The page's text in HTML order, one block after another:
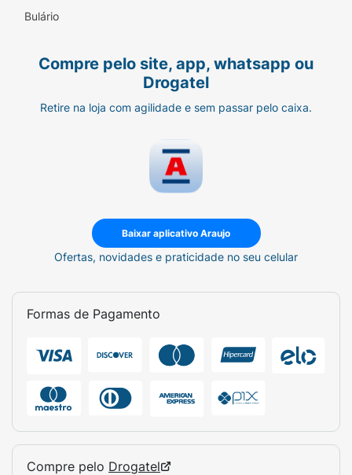
Bulário
Compre pelo site, app, whatsapp ou
Drogatel
Retire na loja com agilidade e sem passar pelo caixa.
Baixar aplicativo Araujo
Ofertas, novidades e praticidade no seu celular
Formas de Pagamento
Compre pelo Drogatel